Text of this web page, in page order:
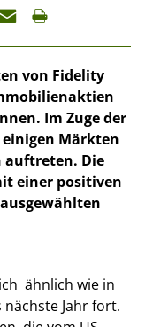
von Fidelity
Im Zuge der
Märkten
auftreten. Die
einer positiven
 ähnlich wie in
nächste Jahr fort.